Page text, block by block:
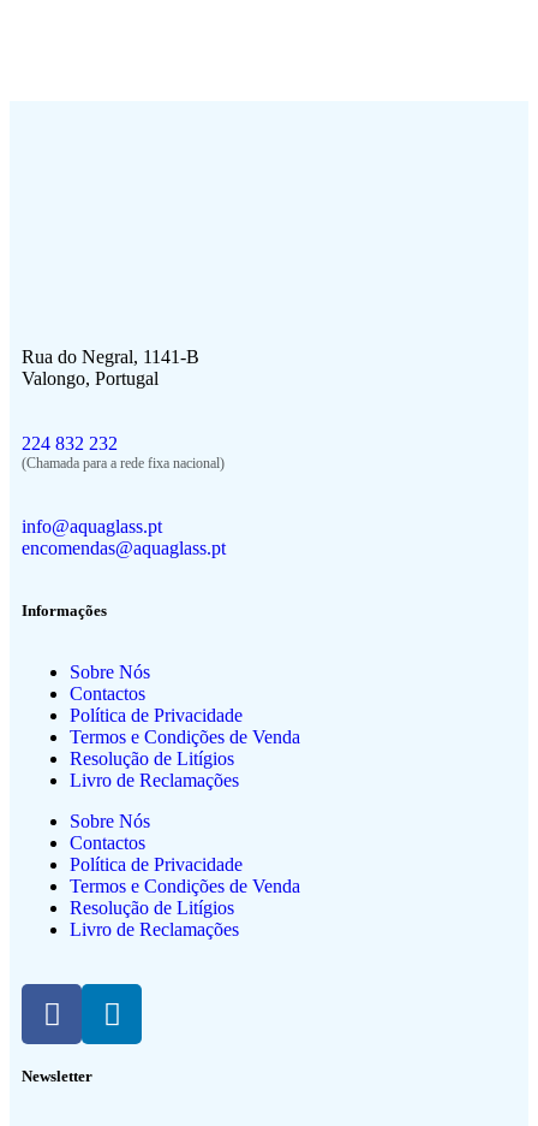
Rua do Negral, 1141-B
Valongo, Portugal
224 832 232
(Chamada para a rede fixa nacional)
info@aquaglass.pt
encomendas@aquaglass.pt
Informações
Sobre Nós
Contactos
Política de Privacidade
Termos e Condições de Venda
Resolução de Litígios
Livro de Reclamações
Sobre Nós
Contactos
Política de Privacidade
Termos e Condições de Venda
Resolução de Litígios
Livro de Reclamações
Newsletter